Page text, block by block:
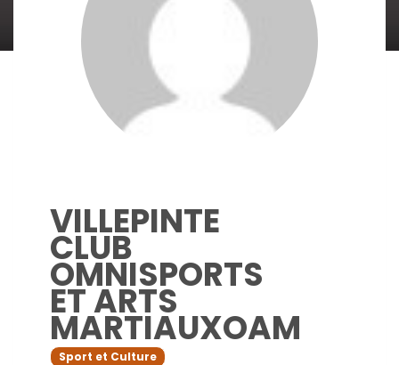
VILLEPINTE
CLUB
OMNISPORTS
ET ARTS
MARTIAUXOAM
Sport et Culture